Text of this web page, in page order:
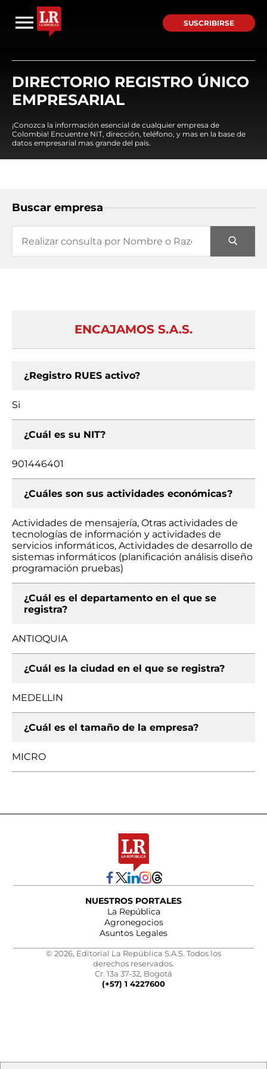
SUSCRIBIRSE
DIRECTORIO REGISTRO ÚNICO
EMPRESARIAL
¡Conozca la información esencial de cualquier empresa de
Colombia! Encuentre NIT, dirección, teléfono, y mas en la base de
datos empresarial mas grande del país.
Buscar empresa
ENCAJAMOS S.A.S.
¿Registro RUES activo?
Si
¿Cuál es su NIT?
901446401
¿Cuáles son sus actividades económicas?
Actividades de mensajería, Otras actividades de
tecnologías de información y actividades de
servicios informáticos, Actividades de desarrollo de
sistemas informáticos (planificación análisis diseño
programación pruebas)
¿Cuál es el departamento en el que se
registra?
ANTIOQUIA
¿Cuál es la ciudad en el que se registra?
MEDELLIN
¿Cuál es el tamaño de la empresa?
MICRO
NUESTROS PORTALES
La República
Agronegocios
Asuntos Legales
© 2026, Editorial La República S.A.S. Todos los
derechos reservados.
Cr. 13a 37-32, Bogotá
(+57) 1 4227600